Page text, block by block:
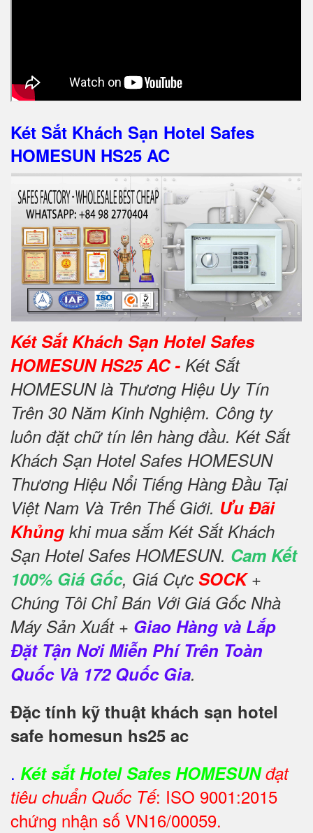
Két Sắt Khách Sạn Hotel Safes
HOMESUN HS25 AC
Két Sắt Khách Sạn Hotel Safes
HOMESUN HS25 AC - Két Sắt
HOMESUN là Thương Hiệu Uy Tín
Trên 30 Năm Kinh Nghiệm. Công ty
luôn đặt chữ tín lên hàng đầu. Két Sắt
Khách Sạn Hotel Safes HOMESUN
Thương Hiệu Nổi Tiếng Hàng Đầu Tại
Việt Nam Và Trên Thế Giới. Ưu Đãi
Khủng khi mua sắm Két Sắt Khách
Sạn Hotel Safes HOMESUN. Cam Kết
100% Giá Gốc, Giá Cực SOCK+
Chúng Tôi Chỉ Bán Với Giá Gốc Nhà
Máy Sản Xuất + Giao Hàng và Lắp
Đặt Tận Nơi Miễn Phí Trên Toàn
Quốc Và 172 Quốc Gia.
Đặc tính kỹ thuật khách sạn hotel
safe homesun hs25 ac
. Két sắt Hotel Safes HOMESUNđạt
tiêu chuẩn Quốc Tế: ISO 9001:2015
chứng nhận số VN16/00059.